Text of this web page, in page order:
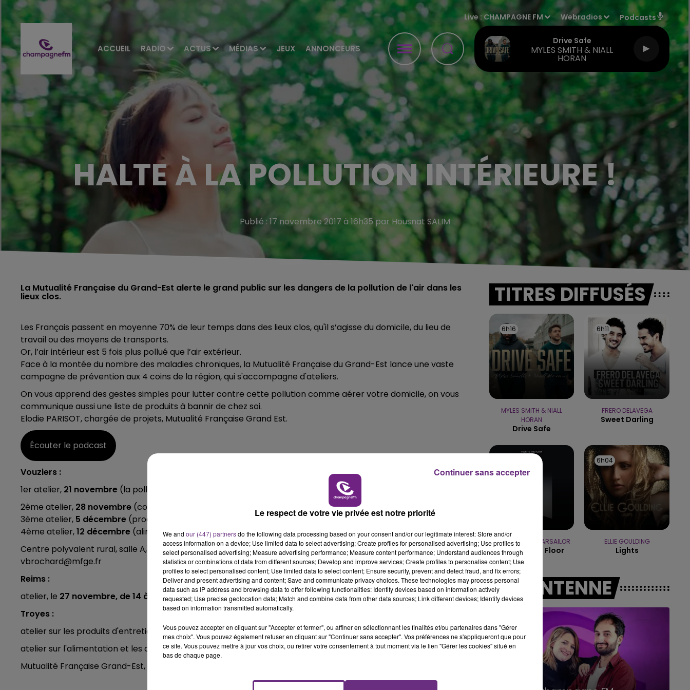
ACCUEIL RADIO ACTUS MÉDIAS JEUX ANNONCEURS
Live : CHAMPAGNE FM Webradios Podcasts
Drive Safe
MYLES SMITH & NIALL
HORAN
LA FAMILLE
10h00 - 14h00
LE TICKET DE CAISSE
14h00 - 15h00
HALTE À LA POLLUTION INTÉRIEURE !
Publié : 17 novembre 2017 à 16h35 par Housnat SALIM
La Mutualité Française du Grand-Est alerte le grand public sur les dangers de la pollution de l'air dans les
lieux clos.
Les Français passent en moyenne 70% de leur temps dans des lieux clos, qu'il s’agisse du domicile, du lieu de
travail ou des moyens de transports.
Or, l’air intérieur est 5 fois plus pollué que l’air extérieur.
Face à la montée du nombre des maladies chroniques, la Mutualité Française du Grand-Est lance une vaste
campagne de prévention aux 4 coins de la région, qui s'accompagne d'ateliers.
On vous apprend des gestes simples pour lutter contre cette pollution comme aérer votre domicile, on vous
communique aussi une liste de produits à bannir de chez soi.
Elodie PARISOT, chargée de projets, Mutualité Française Grand Est.
Écouter le podcast
Vouziers :
1er atelier, 21 novembre (la pollution de l'air intérieur)
2ème atelier, 28 novembre (cosmétiques)
3ème atelier, 5 décembre (produits d'entretien)
4ème atelier,12 décembre (alimentation)
Centre polyvalent rural, salle A, 4 rue de l’Agriculture à Vouziers, de 14h à 16h, sur inscriptions : 03 26 84 51 71 -
vbrochard@mfge.fr
Reims :
atelier, le 27 novembre, de 14 à 16h,11, rue des élus.
Troyes :
atelier sur les produits d'entretien, le1er décembre,
atelier sur l'alimentation et les contenants alimentaires
Mutualité Française Grand-Est, 18-22 Rue Emile Zola, sur inscription : 03 26 84 51 71.
TITRES DIFFUSÉS
6h16
6h16
MYLES SMITH & NIALL
HORAN
Drive Safe
6h11
6h11
FRERO DELAVEGA
Sweet Darling
OFENBACH & STARSAILOR
Four To The Floor
6h04
6h04
ELLIE GOULDING
Lights
A L'ANTENNE
14h00 - 15h00
Le respect de votre vie privée est notre priorité
We and our (447) partnersdo the following data processing based on your consent and/or our legitimate interest: Store and/or
access information on a device; Use limited data to select advertising; Create profiles for personalised advertising; Use profiles to
select personalised advertising; Measure advertising performance; Measure content performance; Understand audiences through
statistics or combinations of data from different sources; Develop and improve services; Create profiles to personalise content; Use
profiles to select personalised content; Use limited data to select content; Ensure security, prevent and detect fraud, and fix errors;
Deliver and present advertising and content; Save and communicate privacy choices. These technologies may process personal
data such as IP address and browsing data to offer following functionalities: Identify devices based on information actively
requested; Use precise geolocation data; Match and combine data from other data sources; Link different devices; Identify devices
based on information transmitted automatically.
Vous pouvez accepter en cliquant sur "Accepter et fermer", ou affiner en sélectionnant les finalités et/ou partenaires dans "Gérer
mes choix". Vous pouvez également refuser en cliquant sur "Continuer sans accepter". Vos préférences ne s'appliqueront que pour
ce site. Vous pouvez mettre à jour vos choix, ou retirer votre consentement à tout moment via le lien "Gérer les cookies" situé en
bas de chaque page.
Continuer sans accepter